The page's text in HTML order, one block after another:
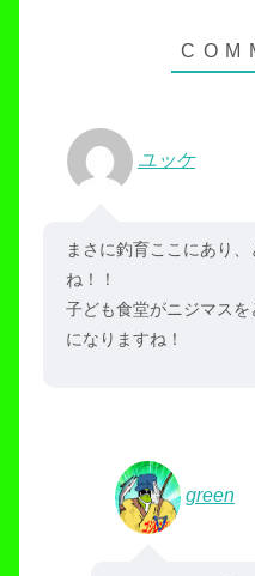
ユッケ
まさに釣育ここにあり
ね！！
子ども食堂がニジマス
になりますね！
green